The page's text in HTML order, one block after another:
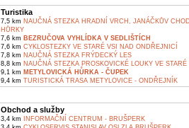
Turistika
7,5 km NAUČNÁ STEZKA HRADNÍ VRCH, JANÁČKŮV
HŮRKY
7,6 km BEZRUČOVA VYHLÍDKA V SEDLIŠTÍCH
7,6 km CYKLOSTEZKY VE STARÉ VSI NAD ONDŘEJNICÍ
7,8 km NAUČNÁ STEZKA FRÝDECKÝ LES
8,8 km NAUČNÁ STEZKA PROSKOVICKÉ LOUKY VE
9,1 km METYLOVICKÁ HŮRKA - ČUPEK
9,4 km TURISTICKÁ TRASA METYLOVICE - ONDŘEJNÍK
Obchod a služby
3,4 km INFORMAČNÍ CENTRUM - BRUŠPERK